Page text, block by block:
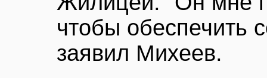
чтобы обеспечить
заявил Михеев.